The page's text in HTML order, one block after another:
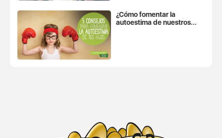
¿Cómo fomentar la
autoestima de nuestros...